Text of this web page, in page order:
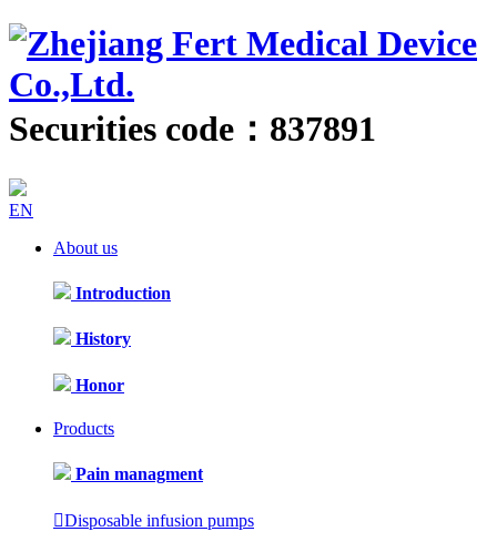
Securities code：837891
EN
About us
Introduction
History
Honor
Products
Pain managment
Disposable infusion pumps